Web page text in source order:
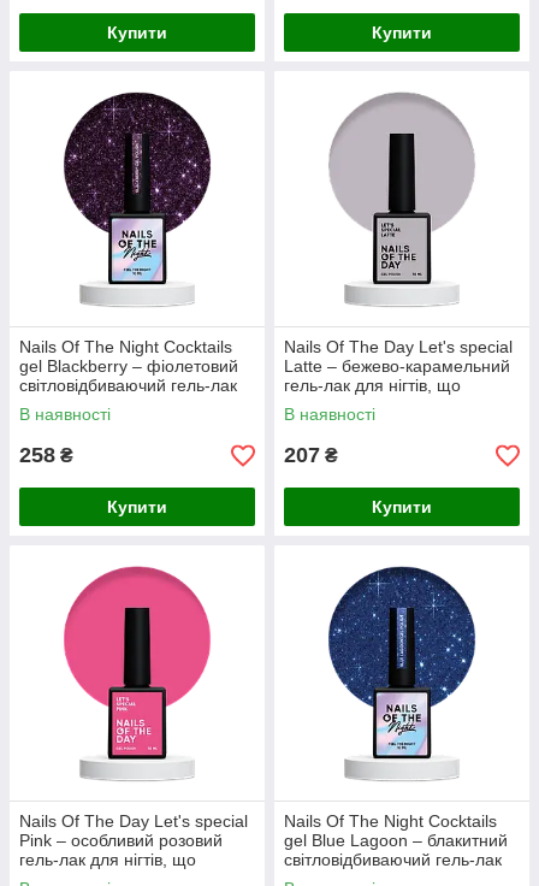
Купити Купити
Nails Of The Night Cocktails
gel Blackberry – фіолетовий
світловідбиваючий гель-лак
для нігтів, 10 мл
В наявності
258 ₴
Купити
Nails Of The Day Let's special
Latte – бежево-карамельний
гель-лак для нігтів, що
перекриває в один слой, 10
мл
В наявності
207 ₴
Купити
Nails Of The Day Let's special
Pink – особливий розовий
гель-лак для нігтів, що
перекриває в один слой, 10
Nails Of The Night Cocktails
gel Blue Lagoon – блакитний
світловідбиваючий гель-лак
для нігтів, 10 мл